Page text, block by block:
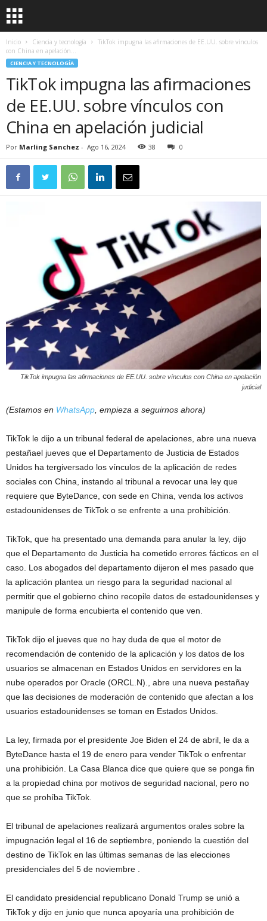
Inicio Ciencia y tecnología
TikTok impugna las afirmaciones de EE.UU. sobre vínculos
con China en apelación...
CIENCIA Y TECNOLOGÍA
TikTok impugna las afirmaciones
de EE.UU. sobre vínculos con
China en apelación judicial
Por Marling Sanchez - Ago 16, 2024 38 0
TikTok impugna las afirmaciones de EE.UU. sobre vínculos con China en apelación
judicial
(Estamos en WhatsApp, empieza a seguirnos ahora)
TikTok le dijo a un tribunal federal de apelaciones, abre una nueva
pestañael jueves que el Departamento de Justicia de Estados
Unidos ha tergiversado los vínculos de la aplicación de redes
sociales con China, instando al tribunal a revocar una ley que
requiere que ByteDance, con sede en China, venda los activos
estadounidenses de TikTok o se enfrente a una prohibición.
TikTok, que ha presentado una demanda para anular la ley, dijo
que el Departamento de Justicia ha cometido errores fácticos en el
caso. Los abogados del departamento dijeron el mes pasado que
la aplicación plantea un riesgo para la seguridad nacional al
permitir que el gobierno chino recopile datos de estadounidenses y
manipule de forma encubierta el contenido que ven.
TikTok dijo el jueves que no hay duda de que el motor de
recomendación de contenido de la aplicación y los datos de los
usuarios se almacenan en Estados Unidos en servidores en la
nube operados por Oracle (ORCL.N)., abre una nueva pestañay
que las decisiones de moderación de contenido que afectan a los
usuarios estadounidenses se toman en Estados Unidos.
La ley, firmada por el presidente Joe Biden el 24 de abril, le da a
ByteDance hasta el 19 de enero para vender TikTok o enfrentar
una prohibición. La Casa Blanca dice que quiere que se ponga fin
a la propiedad china por motivos de seguridad nacional, pero no
que se prohíba TikTok.
El tribunal de apelaciones realizará argumentos orales sobre la
impugnación legal el 16 de septiembre, poniendo la cuestión del
destino de TikTok en las últimas semanas de las elecciones
presidenciales del 5 de noviembre .
El candidato presidencial republicano Donald Trump se unió a
TikTok y dijo en junio que nunca apoyaría una prohibición de